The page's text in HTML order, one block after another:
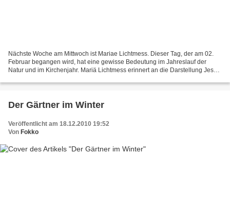
Nächste Woche am Mittwoch ist Mariae Lichtmess. Dieser Tag, der am 02.
Februar begangen wird, hat eine gewisse Bedeutung im Jahreslauf der
Natur und im Kirchenjahr. Mariä Lichtmess erinnert an die Darstellung Jesu
Der Gärtner im Winter
Veröffentlicht am 18.12.2010 19:52
Von Fokko